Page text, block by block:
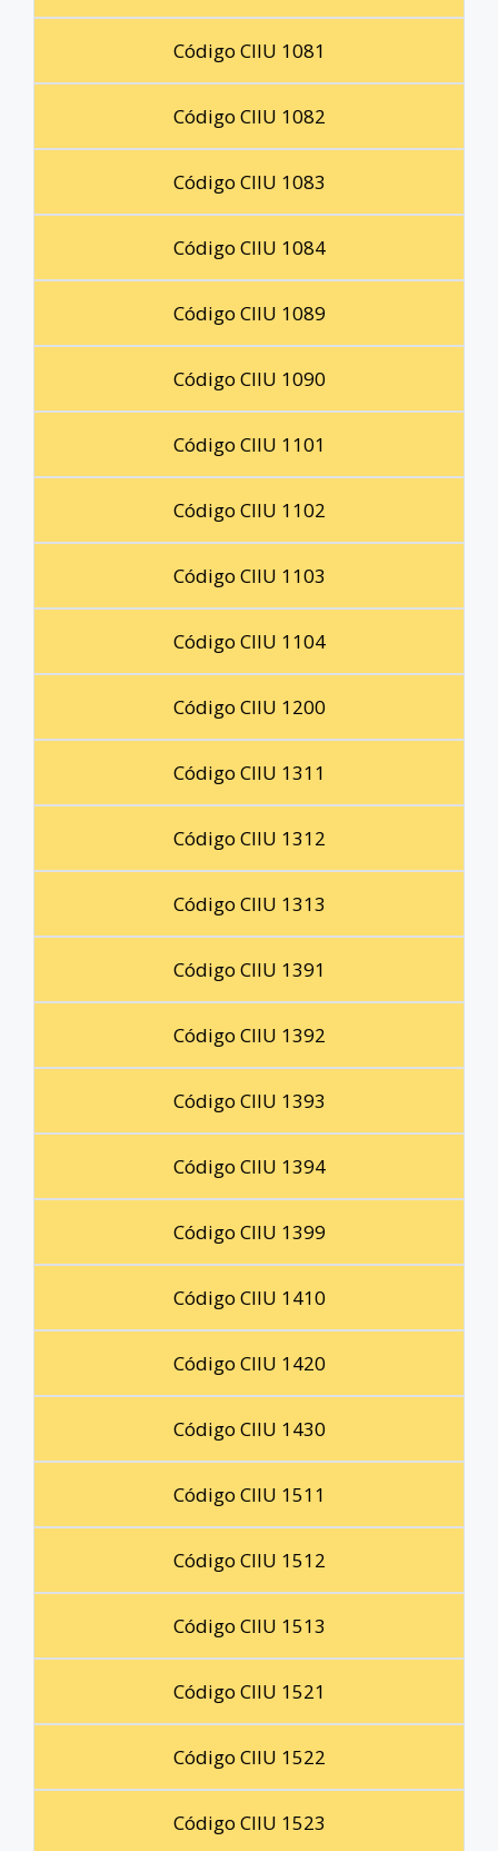
Código CIIU 1081
Código CIIU 1082
Código CIIU 1083
Código CIIU 1084
Código CIIU 1089
Código CIIU 1090
Código CIIU 1101
Código CIIU 1102
Código CIIU 1103
Código CIIU 1104
Código CIIU 1200
Código CIIU 1311
Código CIIU 1312
Código CIIU 1313
Código CIIU 1391
Código CIIU 1392
Código CIIU 1393
Código CIIU 1394
Código CIIU 1399
Código CIIU 1410
Código CIIU 1420
Código CIIU 1430
Código CIIU 1511
Código CIIU 1512
Código CIIU 1513
Código CIIU 1521
Código CIIU 1522
Código CIIU 1523